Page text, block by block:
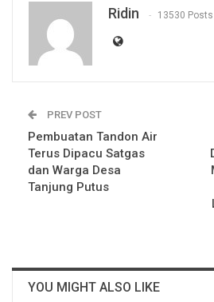
Ridin 13530 Posts
PREV POST
Pembuatan Tandon Air
Terus Dipacu Satgas
dan Warga Desa
Tanjung Putus
YOU MIGHT ALSO LIKE